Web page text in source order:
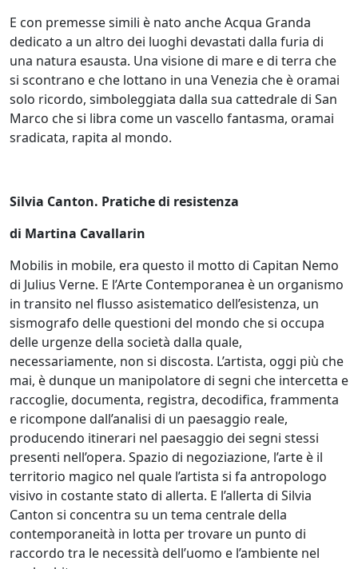
Marcello
Remigi
Sabina
Romanin
Enzo
Santese
Andrea
Savazzi
Alessio
Serpetti
Richard
Silvaggio
Francesco
Stefanini
E con premesse simili è nato anche Acqua Granda
dedicato a un altro dei luoghi devastati dalla furia di
una natura esausta. Una visione di mare e di terra che
si scontrano e che lottano in una Venezia che è oramai
solo ricordo, simboleggiata dalla sua cattedrale di San
Marco che si libra come un vascello fantasma, oramai
sradicata, rapita al mondo.
Silvia Canton. Pratiche di resistenza
di Martina Cavallarin
Mobilis in mobile, era questo il motto di Capitan Nemo
di Julius Verne. E l’Arte Contemporanea è un organismo
in transito nel flusso asistematico dell’esistenza, un
sismografo delle questioni del mondo che si occupa
delle urgenze della società dalla quale,
necessariamente, non si discosta. L’artista, oggi più che
mai, è dunque un manipolatore di segni che intercetta e
raccoglie, documenta, registra, decodifica, frammenta
e ricompone dall’analisi di un paesaggio reale,
producendo itinerari nel paesaggio dei segni stessi
presenti nell’opera. Spazio di negoziazione, l’arte è il
territorio magico nel quale l’artista si fa antropologo
visivo in costante stato di allerta. E l’allerta di Silvia
Canton si concentra su un tema centrale della
contemporaneità in lotta per trovare un punto di
raccordo tra le necessità dell’uomo e l’ambiente nel